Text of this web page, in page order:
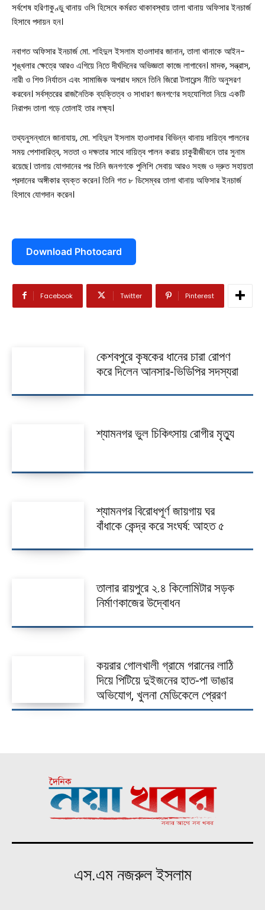
সারাদেশ
সাতক্ষীরা সদর
দেবহাটা তালা
কালিগঞ্জ
বিনোদন
সর্বশেষ হরিণাকুণ্ডু থানায় ওসি হিসেবে কর্মরত থাকাবস্থায় তালা থানায় অফিসার ইনচার্জ
হিসাবে পদায়ন হন।
নবাগত অফিসার ইনচার্জ মো. শহিদুল ইসলাম হাওলাদার জানান, তালা থানাকে আইন-
শৃঙ্খলার ক্ষেত্রে আরও এগিয়ে নিতে দীর্ঘদিনের অভিজ্ঞতা কাজে লাগাবেন। মাদক, সন্ত্রাস,
নারী ও শিশু নির্যাতন এবং সামাজিক অপরাধ দমনে তিনি জিরো টলারেন্স নীতি অনুসরণ
করবেন। সর্বস্তরের রাজনৈতিক ব্যক্তিত্ব ও সাধারণ জনগণের সহযোগিতা নিয়ে একটি
নিরাপদ তালা গড়ে তোলাই তার লক্ষ্য।
তথ্যনুসন্ধানে জানাযায়, মো. শহিদুল ইসলাম হাওলাদার বিভিন্ন থানায় দায়িত্ব পালনের
সময় পেশাদারিত্ব, সততা ও দক্ষতার সাথে দায়িত্ব পালন করায় চাকুরীজীবনে তার সুনাম
রয়েছে। তালায় যোগদানের পর তিনি জনগণকে পুলিশি সেবায় আরও সহজ ও দ্রুত সহায়তা
প্রদানের অঙ্গীকার ব্যক্ত করেন। তিনি গত ৮ ডিসেম্বর তালা থানায় অফিসার ইনচার্জ
হিসাবে যোগদান করেন।
Download Photocard
Facebook Twitter Pinterest
কেশবপুরে কৃষকের ধানের চারা রোপণ
করে দিলেন আনসার-ভিডিপির সদস্যরা
শ্যামনগর ভুল চিকিৎসায় রোগীর মৃত্যু
শ্যামনগর বিরোধপূর্ণ জায়গায় ঘর
বাঁধাকে কেন্দ্র করে সংঘর্ষ: আহত ৫
তালার রায়পুরে ২.৪ কিলোমিটার সড়ক
নির্মাণকাজের উদ্বোধন
কয়রার গোলখালী গ্রামে গরানের লাঠি
দিয়ে পিটিয়ে দুইজনের হাত-পা ভাঙার
অভিযোগ, খুলনা মেডিকেলে প্রেরণ
এস.এম নজরুল ইসলাম